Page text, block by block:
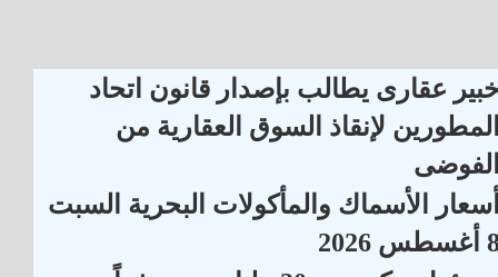
عقارى يطالب بإصدار قانون اتحاد
لإنقاذ السوق العقارية من
الأسماك والمأكولات البحرية السبت
2026